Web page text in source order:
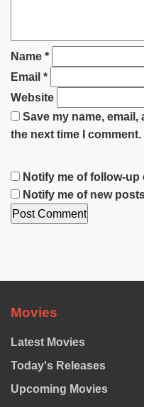
Name *
Email *
Website
Save my name,
the next time I comment.
Notify me of follow-
Notify me of new
Movies
Latest Movies
Today's Releases
Upcoming Movies